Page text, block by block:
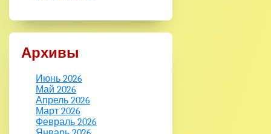
Архивы
Июнь 2026
Май 2026
Апрель 2026
Март 2026
Февраль 2026